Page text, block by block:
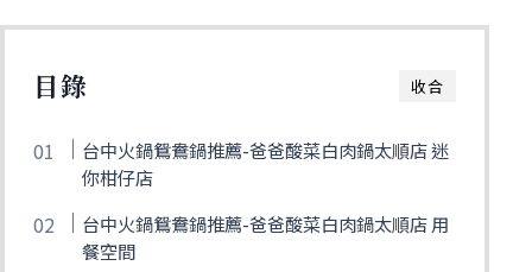
收合
目錄
台中火鍋鴛鴦鍋推薦-爸爸酸菜白肉鍋太順店 迷
你柑仔店
台中火鍋鴛鴦鍋推薦-爸爸酸菜白肉鍋太順店 用
餐空間